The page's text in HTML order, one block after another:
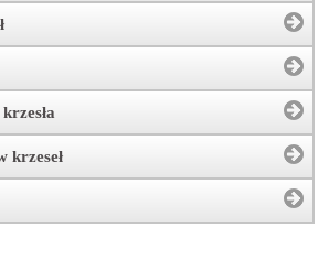
krzeseł